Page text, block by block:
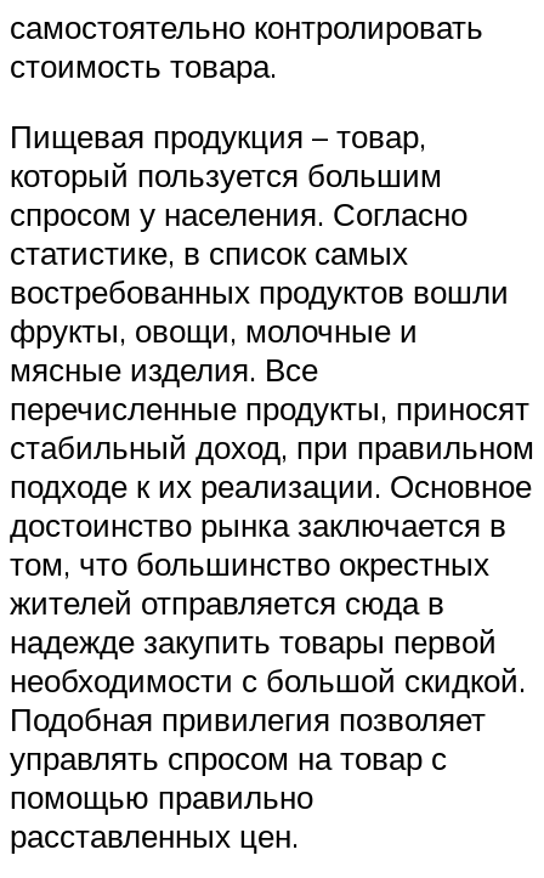
самостоятельно контролировать
стоимость товара.
Пищевая продукция – товар,
который пользуется большим
спросом у населения. Согласно
статистике, в список самых
востребованных продуктов вошли
фрукты, овощи, молочные и
мясные изделия. Все
перечисленные продукты, приносят
стабильный доход, при правильном
подходе к их реализации. Основное
достоинство рынка заключается в
том, что большинство окрестных
жителей отправляется сюда в
надежде закупить товары первой
необходимости с большой скидкой.
Подобная привилегия позволяет
управлять спросом на товар с
помощью правильно
расставленных цен.